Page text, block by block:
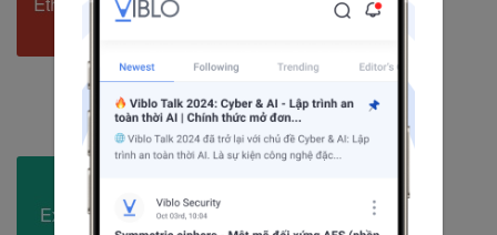
107 bài viết
người theo dõi
Theo dõi
Express
134bài viết